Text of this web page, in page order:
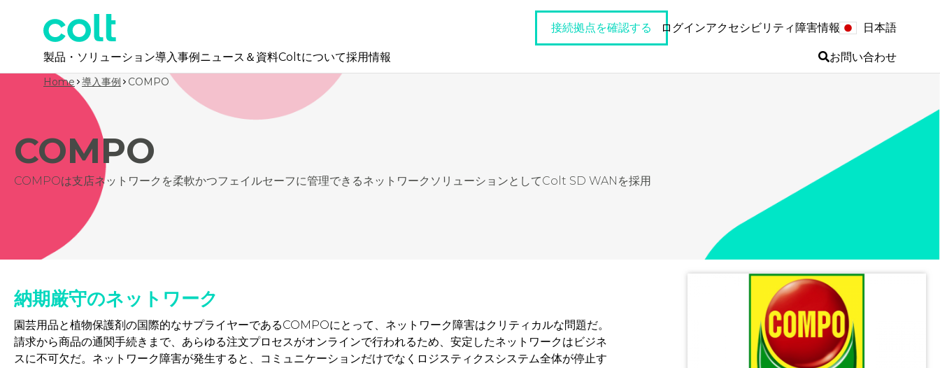
製品・ソリューション導入事例ニュース＆資料Coltについて採用情報
接続拠点を確認する ログインアクセシビリティ障害情報 日本語
お問い合わせ
COMPO
COMPOは支店ネットワークを柔軟かつフェイルセーフに管理できるネットワークソリューションとしてColt SD WANを採用
Home 導入事例 COMPO
納期厳守のネットワーク
園芸用品と植物保護剤の国際的なサプライヤーであるCOMPOにとって、ネットワーク障害はクリティカルな問題だ。
請求から商品の通関手続きまで、あらゆる注文プロセスがオンラインで行われるため、安定したネットワークはビジネ
スに不可欠だ。ネットワーク障害が発生すると、コミュニケーションだけでなくロジスティクスシステム全体が停止す